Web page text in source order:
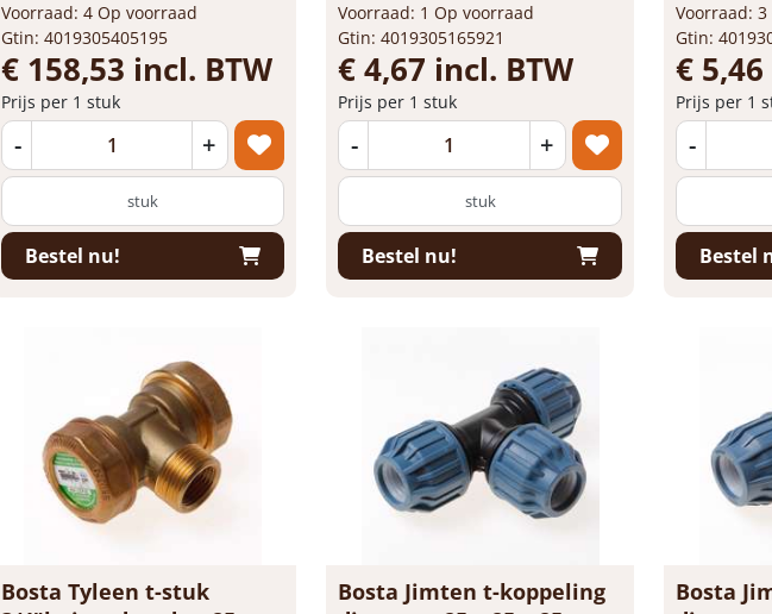
Voorraad: 4 Op voorraad
Gtin: 4019305405195
€ 158,53 incl. BTW
Prijs per 1 stuk
- +
stuk
Bestel nu!
Voorraad: 1 Op voorraad
Gtin: 4019305165921
€ 4,67 incl. BTW
Prijs per 1 stuk
- +
stuk
Bestel nu!
Voorraad:
Gtin:
€
Prijs per 1
-
Bestel
Bosta Tyleen t-stuk
Bosta Jimten t-koppeling
Bosta